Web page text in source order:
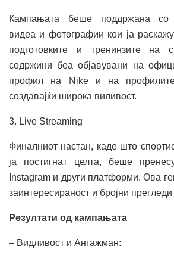
Кампањата беше поддржана со
видеа и фотографии кои ја
подготовките и тренинзите на
содржини беа објавувани на
профил на Nike и на профилите
создавајќи широка виливост.
3. Live Streaming
Финалниот настан, каде што
ја постигнат целта, беше
Instagram и други платформи. Ова
заинтересираност и бројни
Резултати од кампањата
– Видливост и Ангажман: